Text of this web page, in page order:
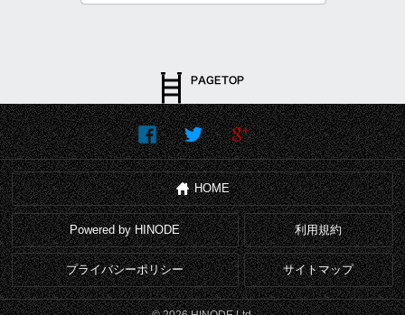
HOME
Powered by HINODE 利用規約
プライバシーポリシー サイトマップ